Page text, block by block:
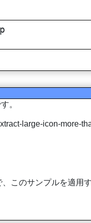
。
large-icon-more-
このサンプルを適用